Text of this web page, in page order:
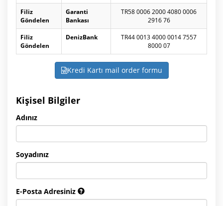
Filiz
Göndelen
Garanti
Bankası
TR58 0006 2000 4080 0006
2916 76
Filiz
Göndelen
DenizBank
TR44 0013 4000 0014 7557
8000 07
Kredi Kartı mail order formu
Kişisel Bilgiler
Adınız
Soyadınız
E-Posta Adresiniz